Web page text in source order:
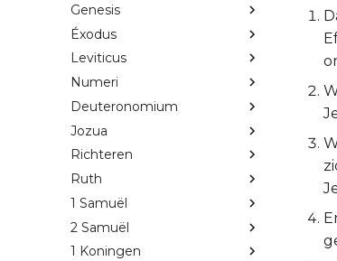
Genesis
Éxodus
Leviticus
Numeri
Deuteronomium
Jozua
Richteren
Ruth
1 Samuël
2 Samuël
1 Koningen